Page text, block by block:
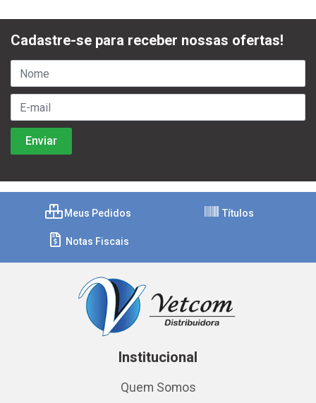
Cadastre-se para receber nossas ofertas!
Meus Pedidos Títulos
Notas Fiscais
Institucional
Quem Somos